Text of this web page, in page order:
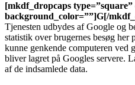
[mkdf_dropcaps
background_color=””]G[/
Tjenesten udbydes af Google og
statistik over brugernes besøg her
kunne genkende computeren ved
bliver lagret på Googles servere.
af de indsamlede data.